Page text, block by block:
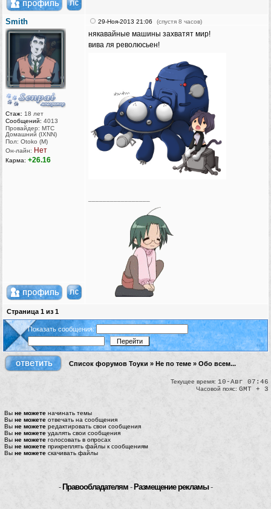
Smith
Стаж: 18 лет
Сообщений: 4013
Провайдер: МТС
Домашний (IXNN)
Пол: Otoko (M)
Он-лайн: Нет
Карма: +26.16
29-Ноя-2013 21:06 (спустя 8 часов)
някавайные машины захватят мир!
вива ля революсьен!
Страница 1 из 1
Показать сообщения:
Список форумов Тоуки » Не по теме » Обо всем...
Текущее время: 10-Авг 07:46
Часовой пояс: GMT + 3
Вы не можете начинать темы
Вы не можете отвечать на сообщения
Вы не можете редактировать свои сообщения
Вы не можете удалять свои сообщения
Вы не можете голосовать в опросах
Вы не можете прикреплять файлы к сообщениям
Вы не можете скачивать файлы
- Правообладателям - Размещение рекламы-